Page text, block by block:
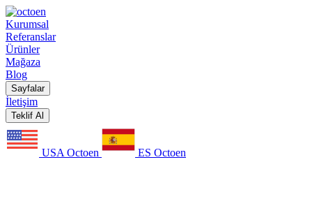
Kurumsal
Referanslar
Ürünler
Mağaza
Blog
Sayfalar
İletişim
Teklif Al
USA Octoen ES Octoen